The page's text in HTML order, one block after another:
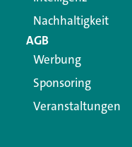
Nachhaltigkeit
AGB
Werbung
Sponsoring
Veranstaltungen